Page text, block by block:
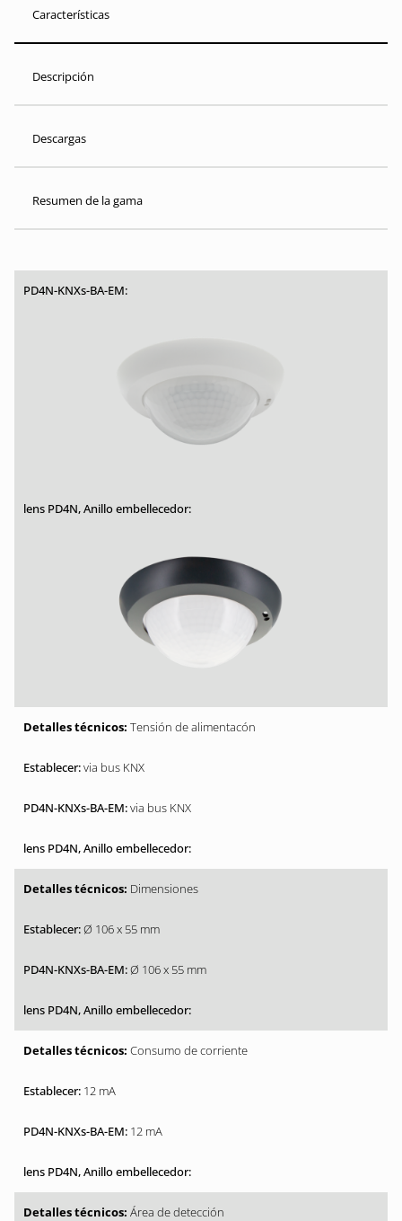
Características
Descripción
Descargas
Resumen de la gama
Tensión de alimentacón
via bus KNX
via bus KNX
Dimensiones
Ø 106 x 55 mm
Ø 106 x 55 mm
Consumo de corriente
12 mA
12 mA
Área de detección